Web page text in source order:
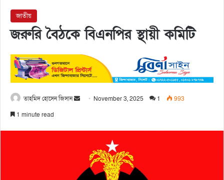
জাতীয়
জরুরি বৈঠকে বিএনপির স্থায়ী কমিটি
তাহমিদ হোসেন জিসান November 3, 2025 1
993
1 minute read